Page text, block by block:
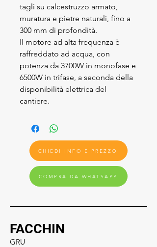
tagli su calcestruzzo armato,
muratura e pietre naturali, fino a
300 mm di profondità.
Il motore ad alta frequenza è
raffreddato ad acqua, con
potenza da 3700W in monofase e
6500W in trifase, a seconda della
disponibilità elettrica del
cantiere.
CHIEDI INFO E PREZZO
COMPRA DA WHATSAPP
FACCHIN
GRU